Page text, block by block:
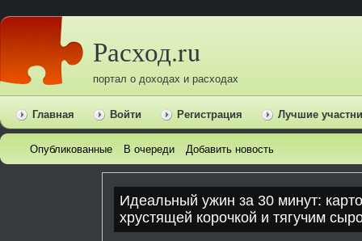
Расход.ru
портал о доходах и расходах
Главная Войти Регистрация Лучшие
Опубликованные В очереди Добавить новость